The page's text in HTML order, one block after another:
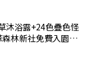
沐浴露+24色疊色怪
林新社免費入園券